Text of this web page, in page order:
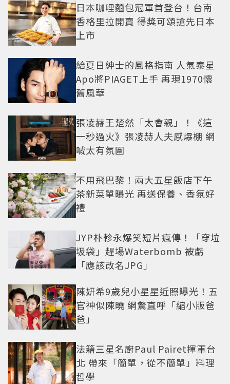
日本咖哩麵包冠軍首登台！台南
香格里拉開賣 得獎可頌搶先日本
上市
給夏日紳士的風格指南 人氣泰星
Apo將PIAGET上手 再現1970懷
舊風華
張凌赫王楚然「太會親」！《這
一秒過火》張凌赫人夫感爆棚 網
喊太有氛圍
不用飛巴黎！兩大五星飯店下午
茶新菜單曝光 再送保養、香氛好
禮
JYP朴軫永爆笑短片瘋傳！「穿垃
圾袋」趕場Waterbomb 被虧
「應該改名JPG」
陳妍希9歲兒小星星近照曝光！五
官神似陳曉 網驚直呼「縮小版爸
爸」
法籍三星名廚Paul Pairet揮軍台
北 帶來「簡單，從不簡單」料理
哲學